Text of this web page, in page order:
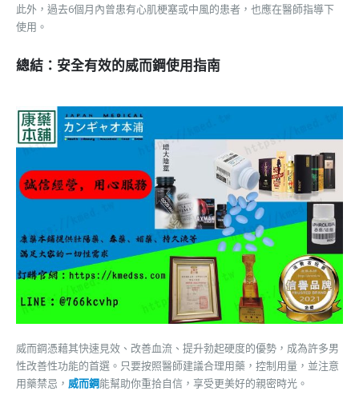
此外，過去6個月內曾患有心肌梗塞或中風的患者，也應在醫師指導下
使用。
總結：安全有效的威而鋼使用指南
威而鋼憑藉其快速見效、改善血流、提升勃起硬度的優勢，成為許多男
性改善性功能的首選。只要按照醫師建議合理用藥，控制用量，並注意
用藥禁忌， 威而鋼能幫助你重拾自信，享受更美好的親密時光。